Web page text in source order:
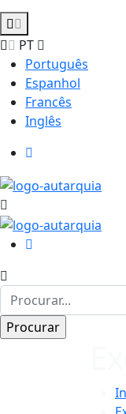
PT
Português
Espanhol
Francês
Inglês